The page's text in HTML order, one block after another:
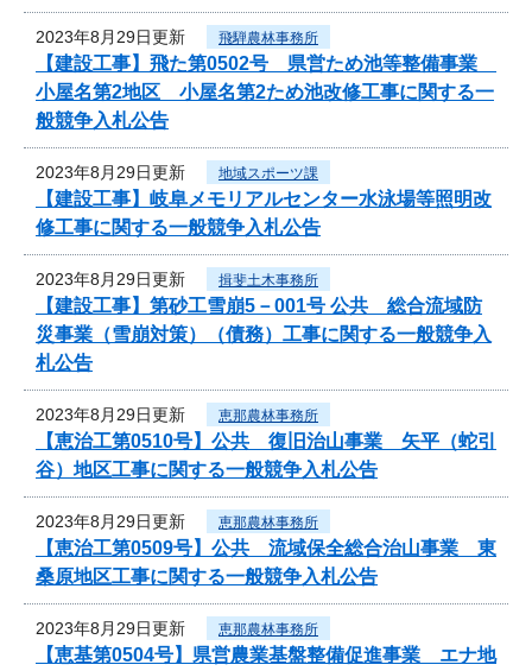
2023年8月29日更新 飛騨農林事務所
【建設工事】飛た第0502号 県営ため池等整備事業
小屋名第2地区 小屋名第2ため池改修工事に関する一
般競争入札公告
2023年8月29日更新 地域スポーツ課
【建設工事】岐阜メモリアルセンター水泳場等照明改
修工事に関する一般競争入札公告
2023年8月29日更新 揖斐土木事務所
【建設工事】第砂工雪崩5－001号 公共 総合流域防
災事業（雪崩対策）（債務）工事に関する一般競争入
札公告
2023年8月29日更新 恵那農林事務所
【恵治工第0510号】公共 復旧治山事業 矢平（蛇引
谷）地区工事に関する一般競争入札公告
2023年8月29日更新 恵那農林事務所
【恵治工第0509号】公共 流域保全総合治山事業 東
桑原地区工事に関する一般競争入札公告
2023年8月29日更新 恵那農林事務所
【恵基第0504号】県営農業基盤整備促進事業 エナ地